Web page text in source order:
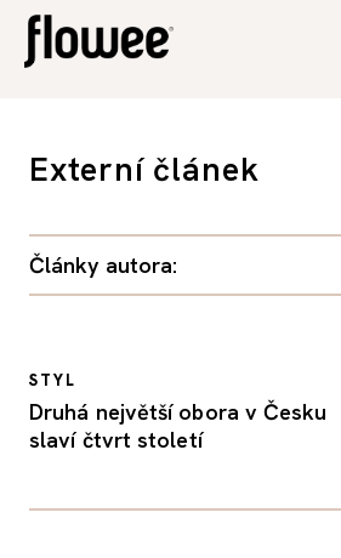
SEX A VZTAHY
Externí článek
Články autora:
STYL
Druhá největší obora v Česku
slaví čtvrt století